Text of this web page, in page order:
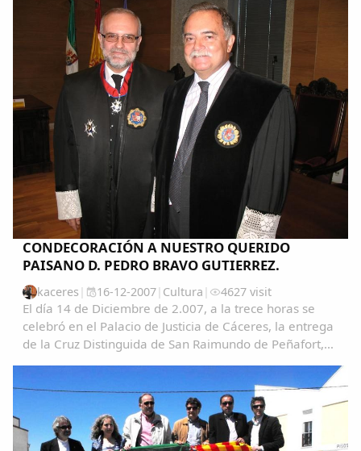
CONDECORACIÓN A NUESTRO QUERIDO
PAISANO D. PEDRO BRAVO GUTIERREZ.
kaceres | 16-12-2007| Cultura | 4627 visit
El día 14 de Diciembre de 2.007, a la trece horas se
celebró en el Palacio de Justicia de Cáceres, la entrega
de la Cruz Distinguida de San Raimundo de Peñafort,
con motivo de la onomástica de S.M. el Rey a nuestro